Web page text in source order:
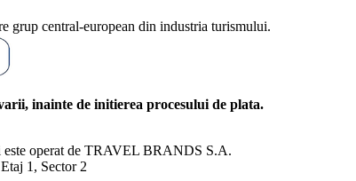
grup central-european din industria turismului.
inainte de initierea procesului de plata.
este operat de TRAVEL BRANDS S.A.
1, Sector 2